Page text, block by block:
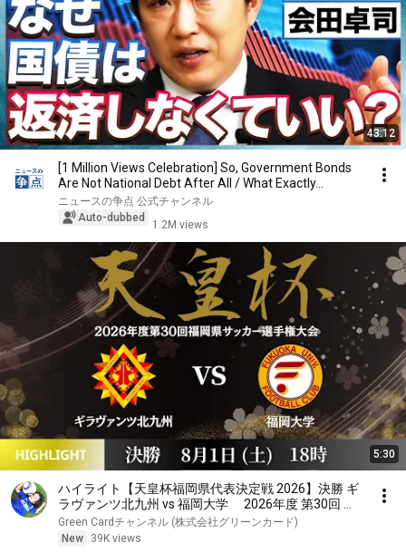
43:12
[1 Million Views Celebration] So, Government Bonds
Are Not National Debt After All / What Exactly...
ニュースの争点 公式チャンネル
Auto-dubbed
1.2M views
5:30
ハイライト【天皇杯福岡県代表決定戦 2026】決勝 ギ
ラヴァンツ北九州 vs 福岡大学 2026年度 第30回 福
岡県サッカー選手権大会
Green Cardチャンネル (株式会社グリーンカード)
New
39K views